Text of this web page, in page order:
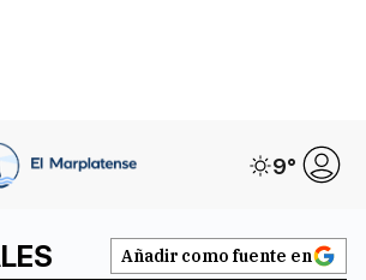
9°
Añadir como fuente en